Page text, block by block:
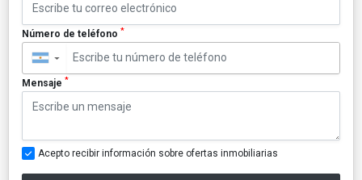
Número de teléfono *
▼
Mensaje *
Acepto recibir información sobre ofertas inmobiliarias